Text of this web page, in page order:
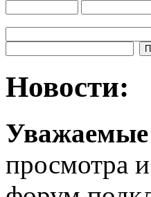
Новости:
Уважаемые
просмотра